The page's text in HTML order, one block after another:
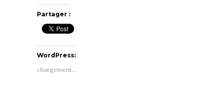
Partager :
WordPress:
chargement…